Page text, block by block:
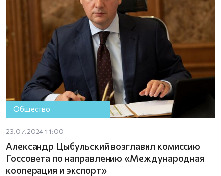
Общество
23.07.2024 11:00
Александр Цыбульский возглавил комиссию
Госсовета по направлению «Международная
кооперация и экспорт»